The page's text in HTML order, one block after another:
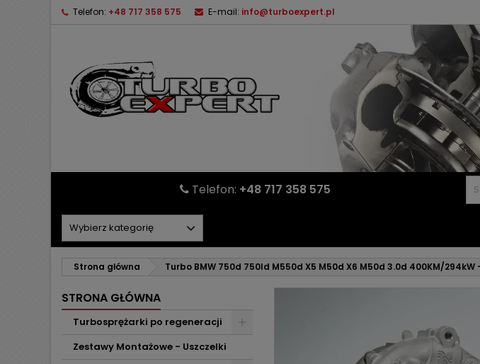
Telefon: +48 717 358 575 E-mail: info@turboexpert.pl
Telefon: +48 717 358 575
Strona główna Turbo BMW 750d 750ld M550d X5 M50d X6 M50d 3.0d 400KM/
STRONA GŁÓWNA
Turbosprężarki po regeneracji
Zestawy Montażowe - Uszczelki